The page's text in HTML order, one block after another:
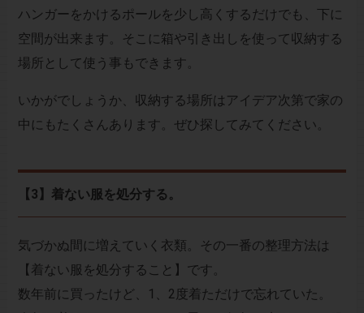
ハンガーをかけるポールを少し高くするだけでも、下に
空間が出来ます。そこに箱や引き出しを使って収納する
場所として使う事もできます。
いかがでしょうか、収納する場所はアイデア次第で家の
中にもたくさんあります。ぜひ探してみてください。
【3】着ない服を処分する。
気づかぬ間に増えていく衣類。その一番の整理方法は
【着ない服を処分すること】です。
数年前に買ったけど、1、2度着ただけで忘れていた。